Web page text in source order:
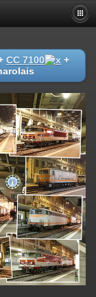
CC 7100
+